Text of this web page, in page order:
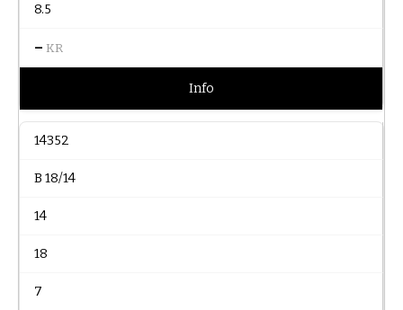
8.5
– KR
Info
14352
B 18/14
14
18
7